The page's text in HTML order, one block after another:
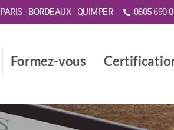
PARIS - BORDEAUX - QUIMPER 0805 690
Formez-vous